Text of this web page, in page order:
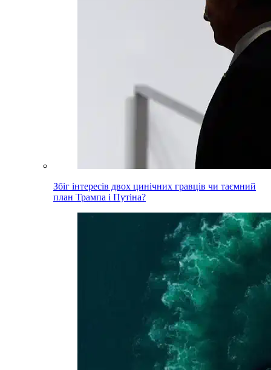
Збіг інтересів двох цинічних гравців чи таємний
план Трампа і Путіна?